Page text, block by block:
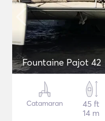
Fountaine Pajot 42
Catamaran
45 ft
14 m